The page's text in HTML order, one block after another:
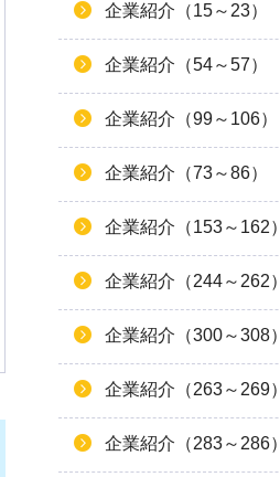
企業紹介（15～23）
企業紹介（54～57）
企業紹介（99～106）
企業紹介（73～86）
企業紹介（153～162）
企業紹介（244～262）
企業紹介（300～308）
企業紹介（263～269）
企業紹介（283～286）